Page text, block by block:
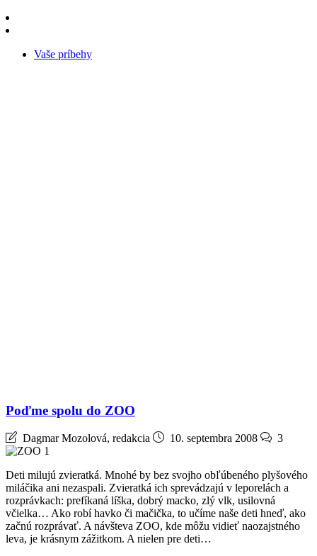
Vaše príbehy
Poďme spolu do ZOO
Dagmar Mozolová, redakcia 10. septembra 2008 3
Deti milujú zvieratká. Mnohé by bez svojho obľúbeného plyšového
miláčika ani nezaspali. Zvieratká ich sprevádzajú v leporelách a
rozprávkach: prefíkaná líška, dobrý macko, zlý vlk, usilovná
včielka… Ako robí havko či mačička, to učíme naše deti hneď, ako
začnú rozprávať. A návšteva ZOO, kde môžu vidieť naozajstného
leva, je krásnym zážitkom. A nielen pre deti…